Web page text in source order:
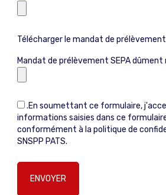
Télécharger le mandat de prélèvement
Mandat de prélèvement SEPA dûment
.En soumettant ce formulaire,
informations saisies dans ce
conformément à la politique de
SNSPP PATS.